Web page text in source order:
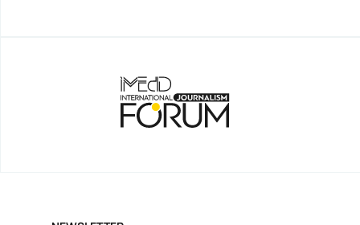
SNF NOSTOS 2022 // the HEALTH
podcast